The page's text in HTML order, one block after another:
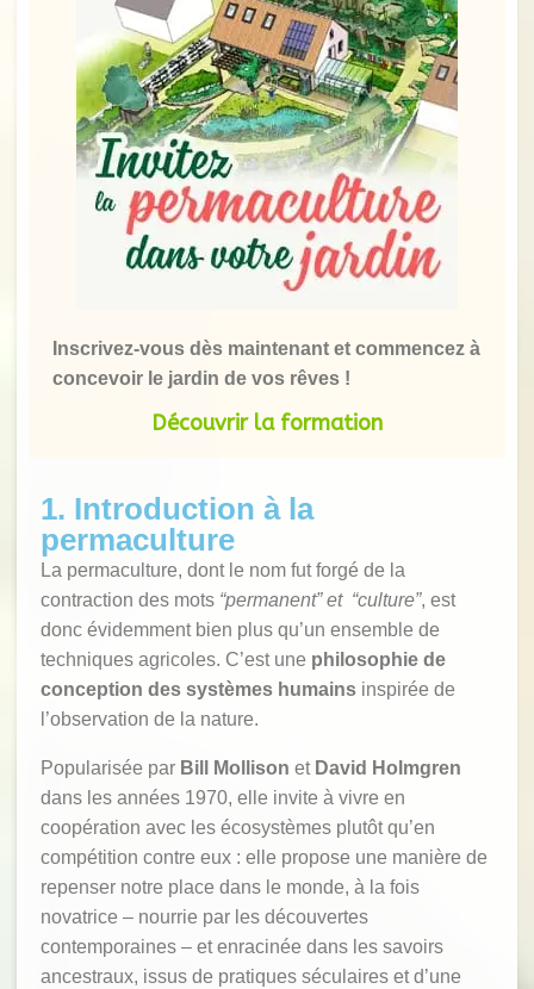
Inscrivez-vous dès maintenant et commencez à
concevoir le jardin de vos rêves !
Découvrir la formation
1. Introduction à la
permaculture
La permaculture, dont le nom fut forgé de la
contraction des mots “permanent” et “culture”, est
donc évidemment bien plus qu’un ensemble de
techniques agricoles. C’est une philosophie de
conception des systèmes humains inspirée de
l’observation de la nature.
Popularisée par Bill Mollison et David Holmgren
dans les années 1970, elle invite à vivre en
coopération avec les écosystèmes plutôt qu’en
compétition contre eux : elle propose une manière de
repenser notre place dans le monde, à la fois
novatrice – nourrie par les découvertes
contemporaines – et enracinée dans les savoirs
ancestraux, issus de pratiques séculaires et d’une